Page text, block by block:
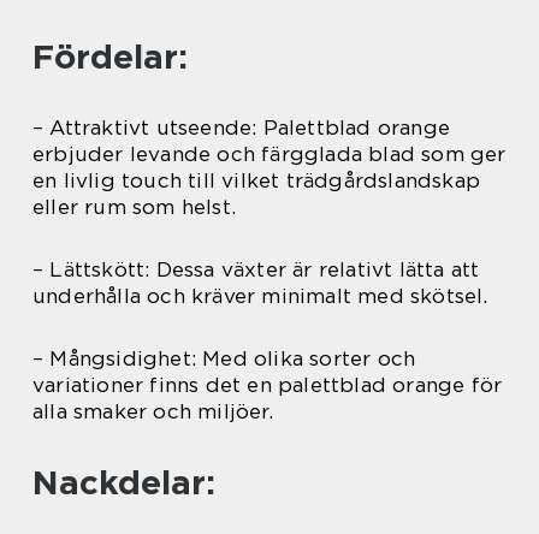
Fördelar:
– Attraktivt utseende: Palettblad orange
erbjuder levande och färgglada blad som ger
en livlig touch till vilket trädgårdslandskap
eller rum som helst.
– Lättskött: Dessa växter är relativt lätta att
underhålla och kräver minimalt med skötsel.
– Mångsidighet: Med olika sorter och
variationer finns det en palettblad orange för
alla smaker och miljöer.
Nackdelar: